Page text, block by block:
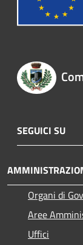
SEGUICI SU
Organi di
Aree
Uffici